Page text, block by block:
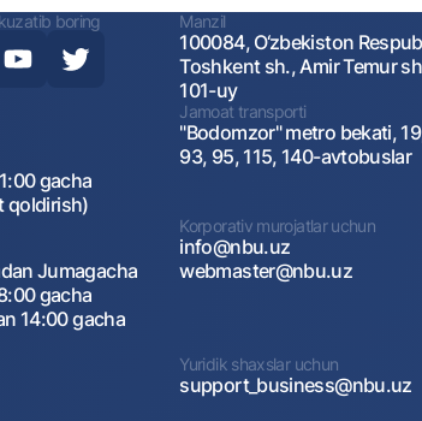
boring Manzil
100084, O‘zbekiston
Toshkent sh., Amir Temur
101-uy
gacha
qoldirish)
Jamoat transporti
"Bodomzor" metro bekati,
93, 95, 115, 140-avtobuslar
Jumagacha
gacha
14:00 gacha
Korporativ murojatlar uchun
info@nbu.uz
webmaster@nbu.uz
Yuridik shaxslar uchun
support_business@nbu.uz